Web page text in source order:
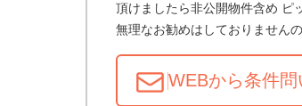
頂けましたら非公開物件含め ピ
無理なお勧めはしておりません
WEBから条件問